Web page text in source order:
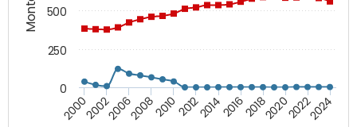
200020022006200820102012201420162018202020222024
0
250
500